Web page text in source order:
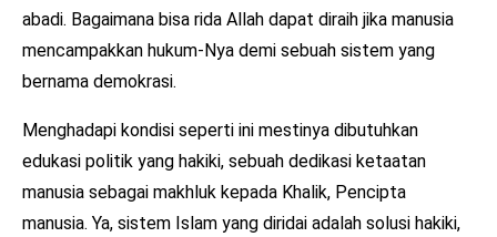
abadi. Bagaimana bisa rida Allah dapat diraih jika manusia
mencampakkan hukum-Nya demi sebuah sistem yang
bernama demokrasi.
Menghadapi kondisi seperti ini mestinya dibutuhkan
edukasi politik yang hakiki, sebuah dedikasi ketaatan
manusia sebagai makhluk kepada Khalik, Pencipta
manusia. Ya, sistem Islam yang diridai adalah solusi hakiki,